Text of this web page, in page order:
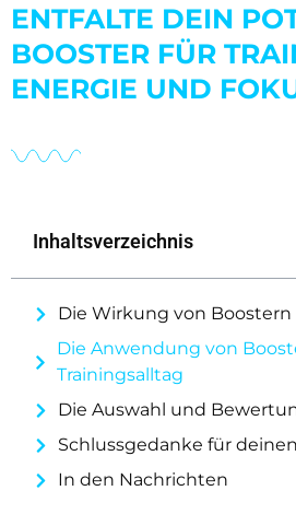
ENTFALTE DEIN
BOOSTER FÜR
ENERGIE UND
Inhaltsverzeichnis
Die Wirkung von Boostern
Die Anwendung von
Trainingsalltag
Die Auswahl und
Schlussgedanke für
In den Nachrichten